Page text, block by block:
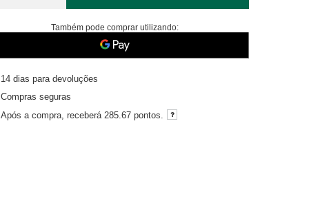
Também pode comprar utilizando:
14 dias para devoluções
Compras seguras
Após a compra, receberá 285.67 pontos.